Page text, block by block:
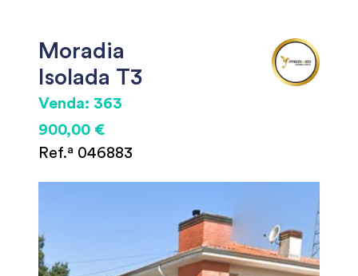
Moradia
Isolada T3
Venda: 363
900,00 €
Ref.ª 046883